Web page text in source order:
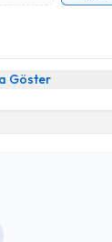
Göster